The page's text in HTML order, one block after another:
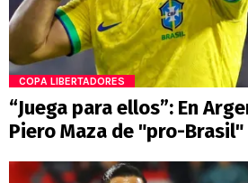
COPA LIBERTADORES
“Juega para ellos”: En
Piero Maza de "pro-Brasil"